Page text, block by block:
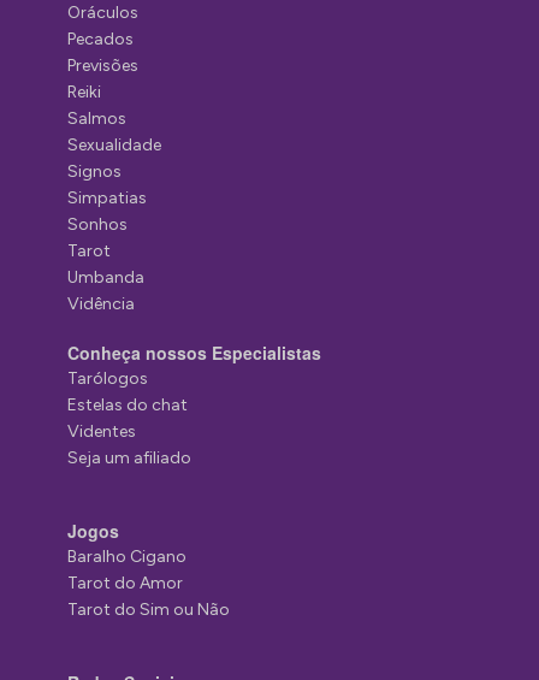
Oráculos
Pecados
Previsões
Reiki
Salmos
Sexualidade
Signos
Simpatias
Sonhos
Tarot
Umbanda
Vidência
Conheça nossos Especialistas
Tarólogos
Estelas do chat
Videntes
Seja um afiliado
Jogos
Baralho Cigano
Tarot do Amor
Tarot do Sim ou Não